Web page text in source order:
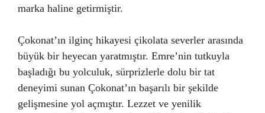
marka haline getirmiştir.
Çokonat’ın ilginç hikayesi çikolata severler arasında
büyük bir heyecan yaratmıştır. Emre’nin tutkuyla
başladığı bu yolculuk, sürprizlerle dolu bir tat
deneyimi sunan Çokonat’ın başarılı bir şekilde
gelişmesine yol açmıştır. Lezzet ve yenilik